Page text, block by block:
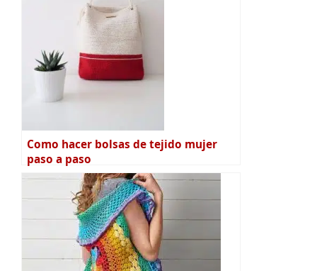
Como hacer bolsas de tejido mujer
paso a paso